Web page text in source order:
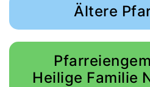
Ältere
Heilige Familie